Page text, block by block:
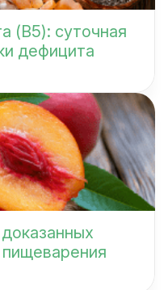
(B5): суточная
дефицита